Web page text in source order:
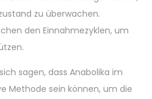
zu überwachen.
den Einnahmezyklen, um
sagen, dass Anabolika im
Methode sein können, um die